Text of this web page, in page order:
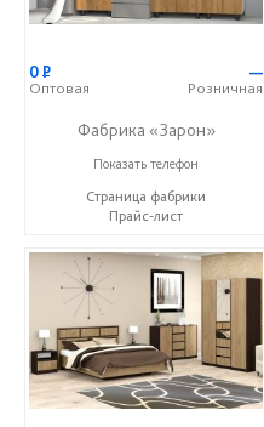
0Р
Оптовая
—
Розничная
Фабрика «Зарон»
+7 (8412) 21-50-66
Показать телефон
Страница фабрики
Прайс-лист